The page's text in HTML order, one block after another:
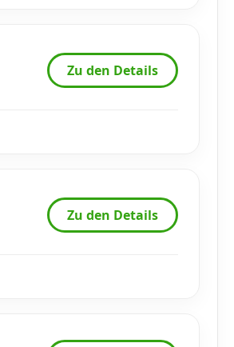
Zu den Details
Zu den Details